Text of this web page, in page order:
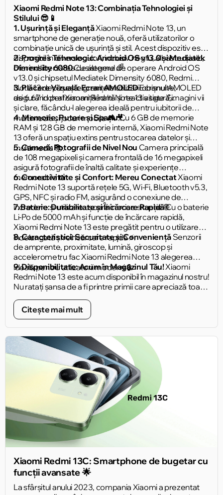
Xiaomi Redmi Note 13: Combinația Tehnologiei și
Stilului 😎📱
1. Ușurință și EleganțăXiaomi Redmi Note 13, un
smartphone de generație nouă, oferă utilizatorilor o
combinație unică de ușurință și stil. Acest dispozitiv este
disponibil în diverse culori, inclusiv negru, albastru și alb,
oferind libertatea de alegere 🌈.
2. Progres Tehnologic: Android OS v13.0 și Mediatek
Dimensity 6080Cu sistemul de operare Android OS
v13.0 și chipsetul Mediatek Dimensity 6080, Redmi
Note 13 depășește granițele utilizării obișnuite,
asigurând performanță înaltă și reactivitate 💪.
3. Plăcere Vizuală: Ecran AMOLEDEcranul AMOLED
de 6.67 inch al Xiaomi Redmi Note 13 asigură imagini vii
și clare, făcându-l alegerea ideală pentru iubitorii de
multimedia și jocuri mobile 🎮🎥.
4. Memorie: Putere și SpațiuCu 6 GB de memorie
RAM și 128 GB de memorie internă, Xiaomi Redmi Note
13 oferă un spațiu extins pentru stocarea datelor și
multimedia 📚.
5. Cameră: Fotografii de Nivel Nou Camera principală
de 108 megapixeli și camera frontală de 16 megapixeli
asigură fotografii de înaltă calitate și experiențe
memorabile 📸.
6. Conectivitate și Confort: Mereu ConectatXiaomi
Redmi Note 13 suportă rețele 5G, Wi-Fi, Bluetooth v5.3,
GPS, NFC și radio FM, asigurând o conexiune de
încredere și utilizare ușoară în orice situație 🌐.
7. Baterie: Durabilitate și Încărcare RapidăCu o baterie
Li-Po de 5000 mAh și funcție de încărcare rapidă,
Xiaomi Redmi Note 13 este pregătit pentru o utilizare
îndelungată și reîncărcare rapidă ⚡️.
8. Caracteristici: Securitate și ConveniențăSenzorii
de amprente, proximitate, lumină, giroscop și
accelerometru fac Xiaomi Redmi Note 13 alegerea
ideală pentru utilizatorii moderni 🔒.
9. Disponibilitate: Acum în Magazinul Tău!Xiaomi
Redmi Note 13 este acum disponibil în magazinul nostru!
Nu ratați șansa de a fi printre primii care apreciază toate
Citește mai mult
Xiaomi Redmi 13C: Smartphone de bugetar cu
funcții avansate 🌟
La sfârșitul anului 2023, compania Xiaomi a prezentat